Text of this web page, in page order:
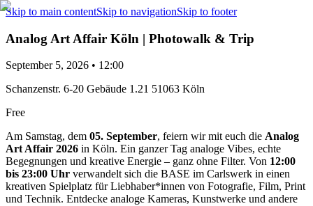
Skip to main contentSkip to navigationSkip to footer
Analog Art Affair Köln | Photowalk & Trip
September 5, 2026 • 12:00
Schanzenstr. 6-20 Gebäude 1.21 51063 Köln
Free
Am Samstag, dem 05. September, feiern wir mit euch die Analog
Art Affair 2026 in Köln. Ein ganzer Tag analoge Vibes, echte
Begegnungen und kreative Energie – ganz ohne Filter. Von 12:00
bis 23:00 Uhr verwandelt sich die BASE im Carlswerk in einen
kreativen Spielplatz für Liebhaber*innen von Fotografie, Film, Print
und Technik. Entdecke analoge Kameras, Kunstwerke und andere